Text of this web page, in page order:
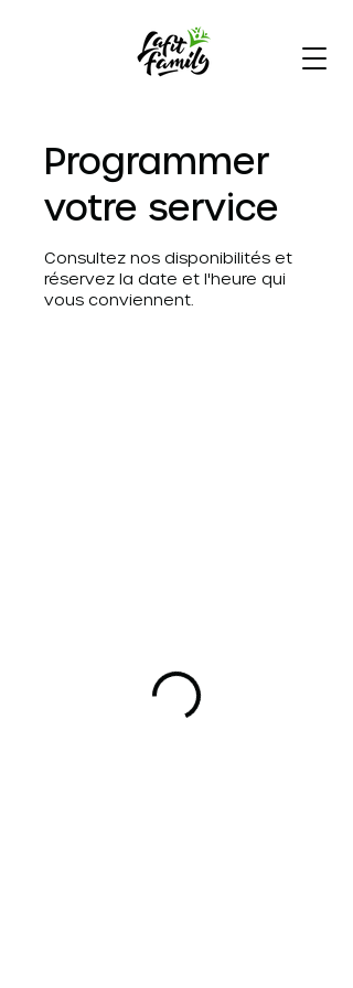
Programmer
votre service
Consultez nos disponibilités et
réservez la date et l'heure qui
vous conviennent.